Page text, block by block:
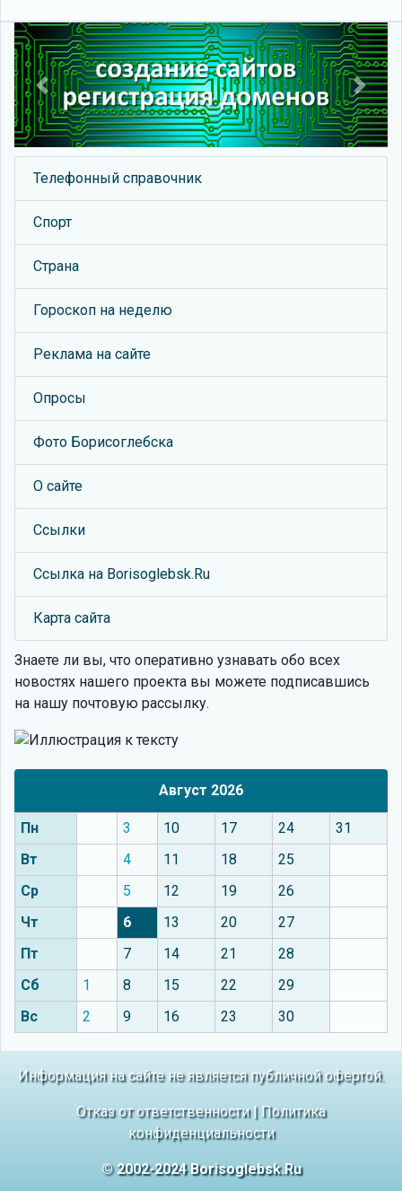
Previous Next
Телефонный справочник
Спорт
Страна
Гороскоп на неделю
Реклама на сайте
Опросы
Фото Борисоглебска
О сайте
Ссылки
Ссылка на Borisoglebsk.Ru
Карта сайта
Знаете ли вы, что оперативно узнавать обо всех
новостях нашего проекта вы можете подписавшись
на нашу почтовую рассылку.
Август 2026
Пн 3 10 17 24
31
Вт
4 11 18
25
Ср
5 12 19
26
Чт
6 13 20
27
Пт
7 14 21
28
Сб
1 8 15 22
29
Вс
2 9 16 23 30
Информация на сайте не является публичной офертой.
Отказ от ответственности| Политика
конфиденциальности
© 2002-2024 Borisoglebsk.Ru